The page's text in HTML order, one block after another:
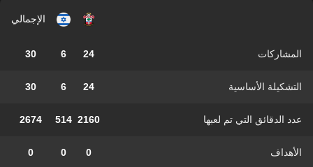
الإجمالي
المشاركات 24
6
30
التشكيلة الأساسية 24
6
30
عدد الدقائق التي تم لعبها 2160
514
2674
الأهداف 0
0
0